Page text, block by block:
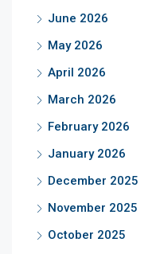
June 2026
May 2026
April 2026
March 2026
February 2026
January 2026
December 2025
November 2025
October 2025